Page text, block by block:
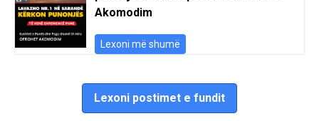
Akomodim
Lexoni më shumë
Lexoni postimet e fundit